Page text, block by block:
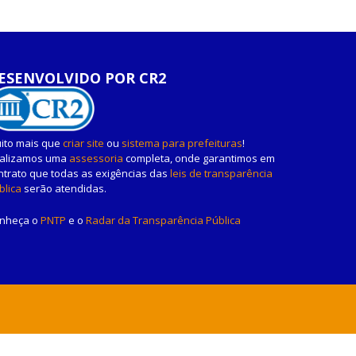
POR CR2
mais que criar site ou sistema para prefeituras!
uma assessoria completa, onde garantimos em
que todas as exigências das leis de transparência
serão atendidas.
o PNTP e o Radar da Transparência Pública